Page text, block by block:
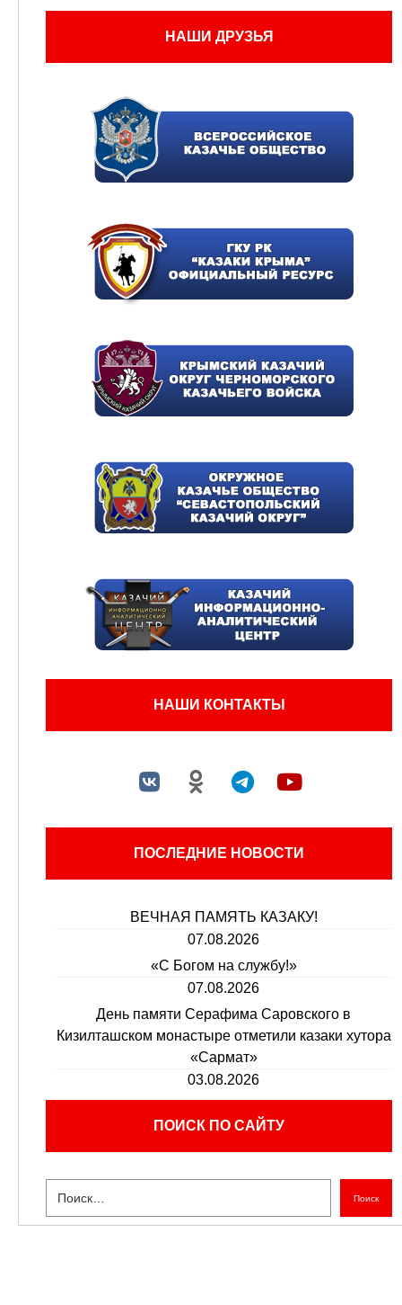
НАШИ ДРУЗЬЯ
НАШИ КОНТАКТЫ
ПОСЛЕДНИЕ НОВОСТИ
ВЕЧНАЯ ПАМЯТЬ КАЗАКУ!
07.08.2026
«С Богом на службу!»
07.08.2026
День памяти Серафима Саровского в
Кизилташском монастыре отметили казаки хутора
«Сармат»
03.08.2026
ПОИСК ПО САЙТУ
Поиск